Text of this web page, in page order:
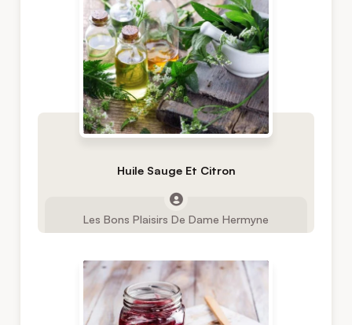
Huile Sauge Et Citron
Les Bons Plaisirs De Dame Hermyne